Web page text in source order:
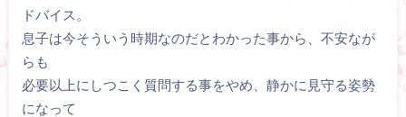
ドバイス。
息子は今そういう時期なのだとわかった事から、不安なが
らも
必要以上にしつこく質問する事をやめ、静かに見守る姿勢
になって